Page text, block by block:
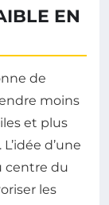
EN
de
moins
et plus
d’une
centre du
les